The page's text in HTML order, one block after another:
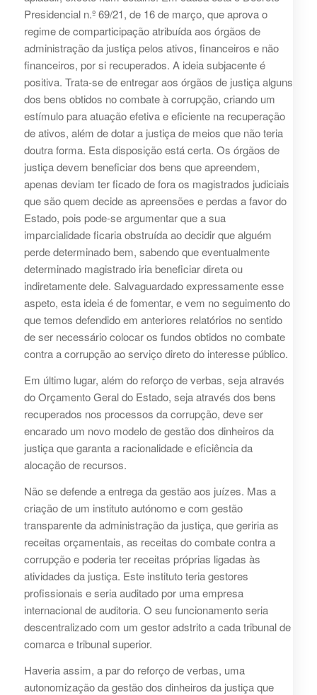
Presidencial n.º 69/21, de 16 de março, que aprova o
regime de comparticipação atribuída aos órgãos de
administração da justiça pelos ativos, financeiros e não
financeiros, por si recuperados. A ideia subjacente é
positiva. Trata-se de entregar aos órgãos de justiça alguns
dos bens obtidos no combate à corrupção, criando um
estímulo para atuação efetiva e eficiente na recuperação
de ativos, além de dotar a justiça de meios que não teria
doutra forma. Esta disposição está certa. Os órgãos de
justiça devem beneficiar dos bens que apreendem,
apenas deviam ter ficado de fora os magistrados judiciais
que são quem decide as apreensões e perdas a favor do
Estado, pois pode-se argumentar que a sua
imparcialidade ficaria obstruída ao decidir que alguém
perde determinado bem, sabendo que eventualmente
determinado magistrado iria beneficiar direta ou
indiretamente dele. Salvaguardado expressamente esse
aspeto, esta ideia é de fomentar, e vem no seguimento do
que temos defendido em anteriores relatórios no sentido
de ser necessário colocar os fundos obtidos no combate
contra a corrupção ao serviço direto do interesse público.
Em último lugar, além do reforço de verbas, seja através
do Orçamento Geral do Estado, seja através dos bens
recuperados nos processos da corrupção, deve ser
encarado um novo modelo de gestão dos dinheiros da
justiça que garanta a racionalidade e eficiência da
alocação de recursos.
Não se defende a entrega da gestão aos juízes. Mas a
criação de um instituto autónomo e com gestão
transparente da administração da justiça, que geriria as
receitas orçamentais, as receitas do combate contra a
corrupção e poderia ter receitas próprias ligadas às
atividades da justiça. Este instituto teria gestores
profissionais e seria auditado por uma empresa
internacional de auditoria. O seu funcionamento seria
descentralizado com um gestor adstrito a cada tribunal de
comarca e tribunal superior.
Haveria assim, a par do reforço de verbas, uma
autonomização da gestão dos dinheiros da justiça que